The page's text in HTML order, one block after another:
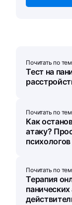
Почитать по
Тест на
Почитать по
Как
атаку?
психологов
Почитать по
Терапия